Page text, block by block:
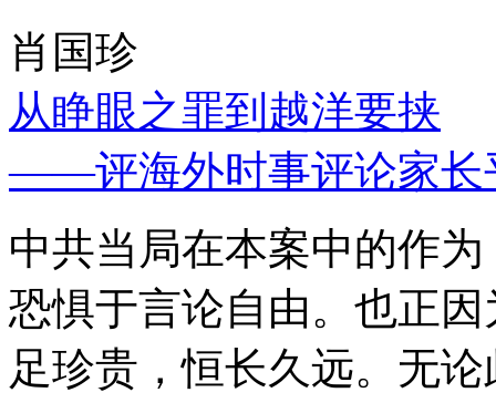
肖国珍
从睁眼之罪到越洋要挟
——评海外时事评论家长
中共当局在本案中的作
恐惧于言论自由。也正
足珍贵，恒长久远。无